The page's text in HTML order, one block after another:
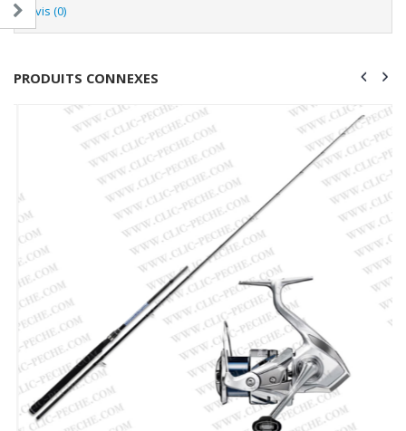
Avis (0)
PRODUITS CONNEXES